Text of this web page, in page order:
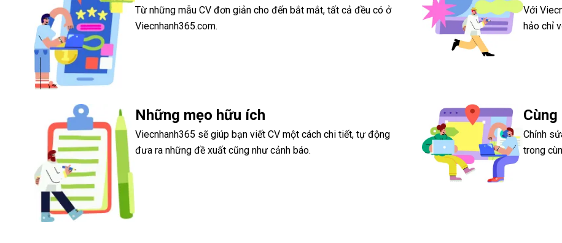
Từ những mẫu CV đơn giản cho đến bắt mắt, tất cả đều có ở
Viecnhanh365.com.
Với
hảo chỉ
Những mẹo hữu ích
Viecnhanh365 sẽ giúp bạn viết CV một cách chi tiết, tự động
đưa ra những đề xuất cũng như cảnh báo.
Chỉnh
trong